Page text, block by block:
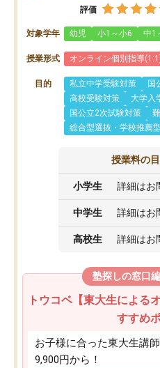
評価
対象学年 幼児 小1～小6 中1
授業形式 オンライン個別指導
目的 私立中学受験対策
国
高校受験対策
大学入
国公立2次試験対策
総合型選抜・学校推薦
授業料の
小学生 詳細はお
中学生 詳細はお
高校生 詳細はお
塾探しの窓口
トウコベ【東大生による
すすめ
お子様に合った東大生講
9,900円から！